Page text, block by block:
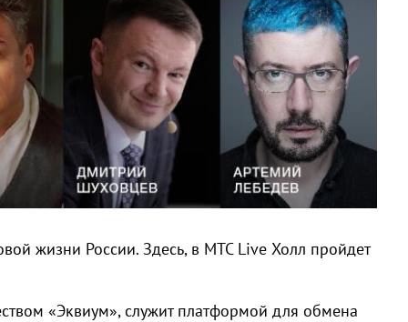
жизни России. Здесь, в МТС Live Холл пройдет
«Эквиум», служит платформой для обмена